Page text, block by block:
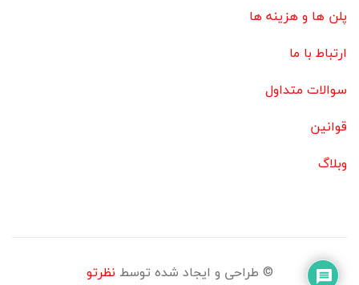
پلن ها و هزینه ها
ارتباط با ما
سوالات متداول
قوانین
وبلاگ
© طراحی و ایجاد شده توسط نظرتو